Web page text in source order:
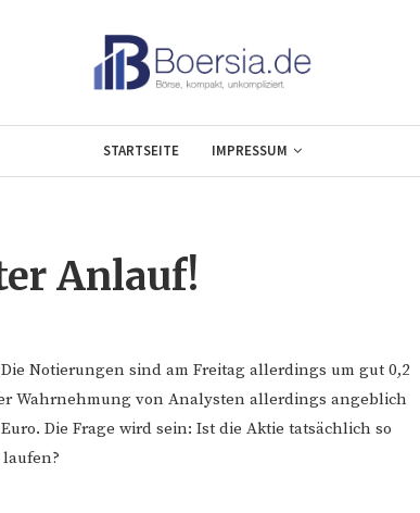
STARTSEITE IMPRESSUM
Anlauf!
Notierungen sind am Freitag allerdings um gut 0,2
Wahrnehmung von Analysten allerdings angeblich
Die Frage wird sein: Ist die Aktie tatsächlich so